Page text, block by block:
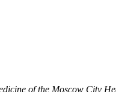
of the Moscow City